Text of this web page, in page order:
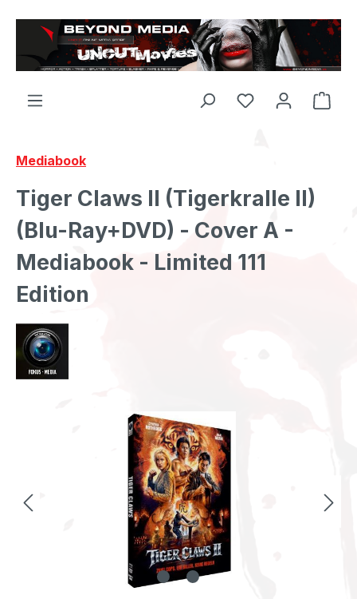
Zum Hauptinhalt springen
Mediabook
Tiger Claws II (Tigerkralle II)
(Blu-Ray+DVD) - Cover A -
Mediabook - Limited 111
Edition
Bildergalerie überspringen